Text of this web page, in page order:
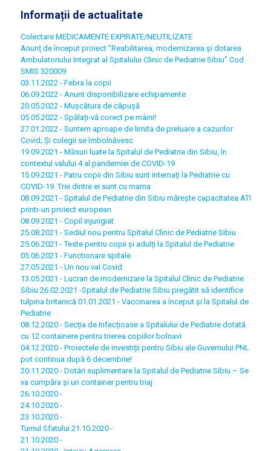
Informații de actualitate
Colectare MEDICAMENTE EXPIRATE/NEUTILIZATE
Anunț de început proiect ”Reabilitarea, modernizarea și dotarea
Ambulatoriului Integrat al Spitalului Clinic de Pediatrie Sibiu” Cod
SMIS 320009
03.11.2022 - Febra la copii
06.09.2022 - Anunt disponibilizare echipamente
20.05.2022 - Mușcătura de căpușă
05.05.2022 - Spălați-vă corect pe mâini!
27.01.2022 - Suntem aproape de limita de preluare a cazurilor
Covid; Și colegii se îmbolnăvesc
19.09.2021 - Măsuri luate la Spitalul de Pediatrie din Sibiu, în
contextul valului 4 al pandemiei de COVID-19
15.09.2021 - Patru copii din Sibiu sunt internați la Pediatrie cu
COVID-19. Trei dintre ei sunt cu mama
08.09.2021 - Spitalul de Pediatrie din Sibiu mărește capacitatea ATI
printr-un proiect european
08.09.2021 - Copil injungiat
25.08.2021 - Sediul nou pentru Spitalul Clinic de Pediatrie Sibiu
25.06.2021 - Teste pentru copii și adulți la Spitalul de Pediatrie
05.06.2021 - Functionare spitale
27.05.2021 - Un nou val Covid
13.05.2021 - Lucrari de modernizare la Spitalul Clinic de Pediatrie
Sibiu 26.02.2021 -Spitalul de Pediatrie Sibiu pregătit să identifice
tulpina britanică 01.01.2021 - Vaccinarea a început şi la Spitalul de
Pediatrie
08.12.2020 - Secția de Infecțioase a Spitalului de Pediatrie dotată
cu 12 containere pentru trierea copiilor bolnavi
04.12.2020 - Proiectele de investiții pentru Sibiu ale Guvernului PNL
pot continua după 6 decembrie!
20.11.2020 - Dotări suplimentare la Spitalul de Pediatrie Sibiu – Se
va cumpăra și un container pentru triaj
26.10.2020 -
24.10.2020 -
23.10.2020 -
Turnul Sfatului 21.10.2020 -
21.10.2020 -